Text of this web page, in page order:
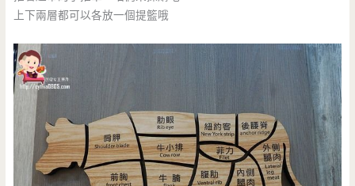
上下兩層都可以各放一個提籃哦